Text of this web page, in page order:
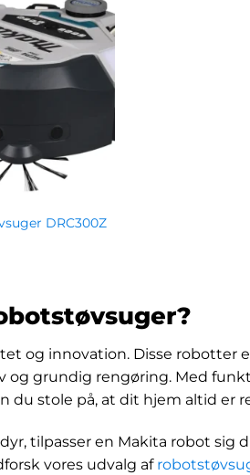
DRC300Z
og innovation. Disse robotter
og grundig rengøring. Med
du stole på, at dit hjem altid er
tilpasser en Makita robot sig
vores udvalg af